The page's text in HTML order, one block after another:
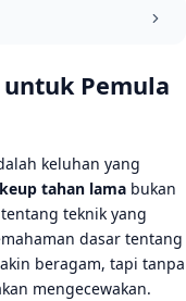
Persiapan Kulit
Kunci
Besar
Lebih Lama
Duo Terkuat
Pemula
keluhan yang
tahan lama bukan
teknik yang
dasar tentang
beragam, tapi tanpa
mengecewakan.